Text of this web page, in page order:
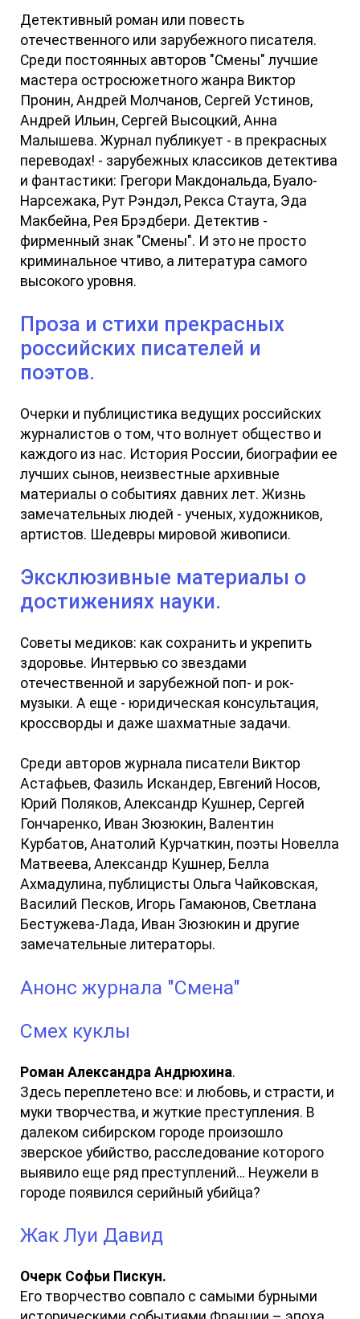
Детективный роман или повесть
отечественного или зарубежного писателя.
Среди постоянных авторов "Смены" лучшие
мастера остросюжетного жанра Виктор
Пронин, Андрей Молчанов, Сергей Устинов,
Андрей Ильин, Сергей Высоцкий, Анна
Малышева. Журнал публикует - в прекрасных
переводах! - зарубежных классиков детектива
и фантастики: Грегори Макдональда, Буало-
Нарсежака, Рут Рэндэл, Рекса Стаута, Эда
Макбейна, Рея Брэдбери. Детектив -
фирменный знак "Смены". И это не просто
криминальное чтиво, а литература самого
высокого уровня.
Проза и стихи прекрасных
российских писателей и
поэтов.
Очерки и публицистика ведущих российских
журналистов о том, что волнует общество и
каждого из нас. История России, биографии ее
лучших сынов, неизвестные архивные
материалы о событиях давних лет. Жизнь
замечательных людей - ученых, художников,
артистов. Шедевры мировой живописи.
Эксклюзивные материалы о
достижениях науки.
Советы медиков: как сохранить и укрепить
здоровье. Интервью со звездами
отечественной и зарубежной поп- и рок-
музыки. А еще - юридическая консультация,
кроссворды и даже шахматные задачи.
Среди авторов журнала писатели Виктор
Астафьев, Фазиль Искандер, Евгений Носов,
Юрий Поляков, Александр Кушнер, Сергей
Гончаренко, Иван Зюзюкин, Валентин
Курбатов, Анатолий Курчаткин, поэты Новелла
Матвеева, Александр Кушнер, Белла
Ахмадулина, публицисты Ольга Чайковская,
Василий Песков, Игорь Гамаюнов, Светлана
Бестужева-Лада, Иван Зюзюкин и другие
замечательные литераторы.
Анонс журнала "Смена"
Смех куклы
Роман Александра Андрюхина.
Здесь переплетено все: и любовь, и страсти, и
муки творчества, и жуткие преступления. В
далеком сибирском городе произошло
зверское убийство, расследование которого
выявило еще ряд преступлений… Неужели в
городе появился серийный убийца?
Жак Луи Давид
Очерк Софьи Пискун.
Его творчество совпало с самыми бурными